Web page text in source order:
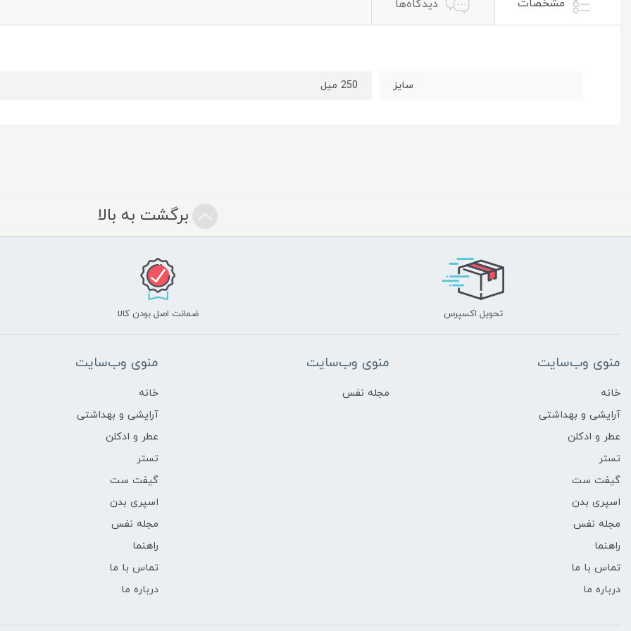
مشخصات دیدگاه‌ها
سایز 250 میل
برگشت به بالا
تحویل اکسپرس ضمانت اصل بودن کالا
منوی وب‌سایت
خانه
آرایشی و بهداشتی
عطر و ادکلن
تستر
گیفت ست
اسپری بدن
مجله نفس
راهنما
تماس با ما
درباره ما
منوی وب‌سایت
مجله نفس
منوی وب‌سایت
خانه
آرایشی و بهداشتی
عطر و ادکلن
تستر
گیفت ست
اسپری بدن
مجله نفس
راهنما
تماس با ما
درباره ما